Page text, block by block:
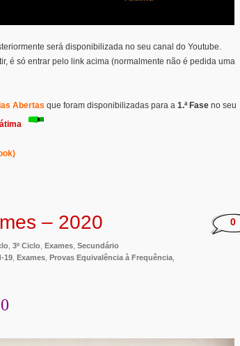
será disponibilizada no seu canal do Youtube.
é só entrar pelo link acima (normalmente não é pedida uma
Abertas que foram disponibilizadas para a 1.ª Fase no seu
– 2020
3º Ciclo Exames Secundário
19 Exames Provas Equivalência à Frequência
0